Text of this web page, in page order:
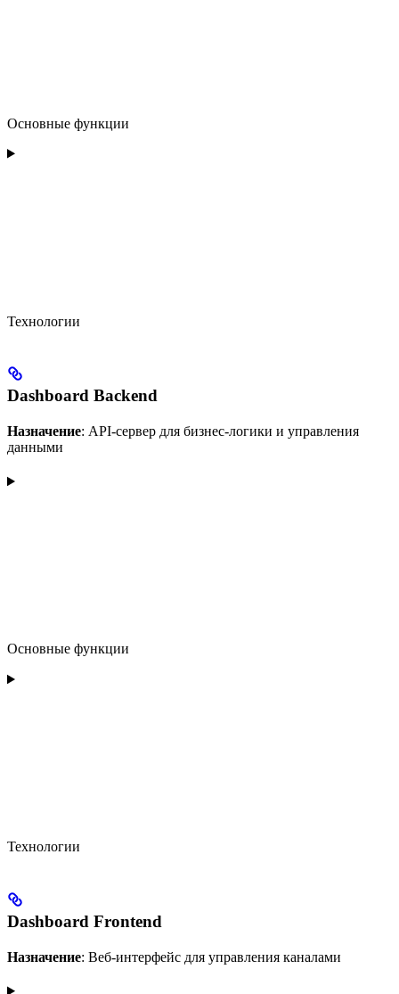
Основные функции
Технологии
Dashboard Backend
Назначение: API-сервер для бизнес-логики и управления
данными
Основные функции
Технологии
Dashboard Frontend
Назначение: Веб-интерфейс для управления каналами